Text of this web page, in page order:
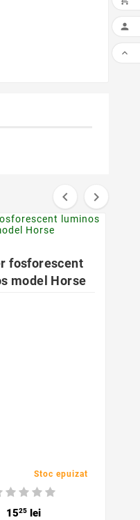
 
fosforescent
model Horse
Stoc epuizat
1525 lei

